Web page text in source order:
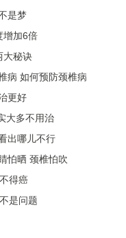
是梦
增加6倍
大秘诀
病 如何预防颈椎病
更好
大多不用治
出哪儿不行
怕晒 颈椎怕吹
得癌
是问题